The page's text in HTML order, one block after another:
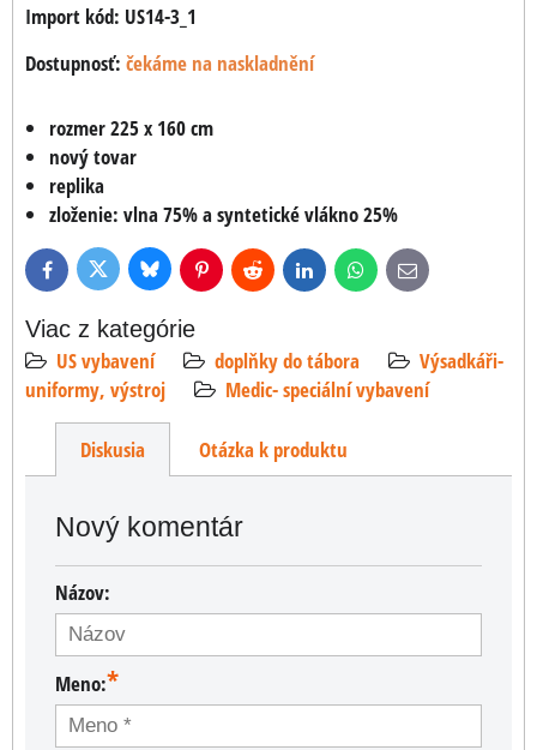
Import kód: US14-3_1
Dostupnosť: čekáme na naskladnění
rozmer 225 x 160 cm
nový tovar
replika
zloženie: vlna 75% a syntetické vlákno 25%
FacebookTwitter BlueskyPinterestReddit LinkedInWhatsApp
E-
mail
Viac z kategórie
US vybavení
doplňky do tábora
Výsadkáři-
uniformy, výstroj
Medic- speciální vybavení
Diskusia Otázka k produktu
Nový komentár
Názov:
Meno:*